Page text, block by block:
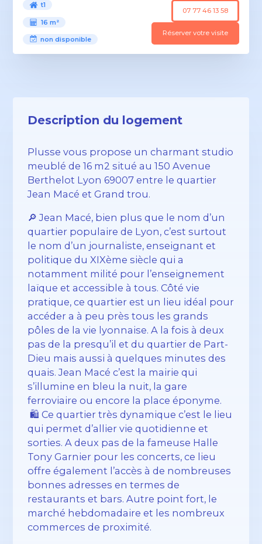
t1
16 m²
non disponible
07 77 46 13 58
Réserver votre visite
Description du logement
Plusse vous propose un charmant studio
meublé de 16 m2 situé au 150 Avenue
Berthelot Lyon 69007 entre le quartier
Jean Macé et Grand trou.
🔎 Jean Macé, bien plus que le nom d’un
quartier populaire de Lyon, c’est surtout
le nom d’un journaliste, enseignant et
politique du XIXème siècle qui a
notamment milité pour l’enseignement
laïque et accessible à tous. Côté vie
pratique, ce quartier est un lieu idéal pour
accéder a à peu près tous les grands
pôles de la vie lyonnaise. A la fois à deux
pas de la presqu’il et du quartier de Part-
Dieu mais aussi à quelques minutes des
quais. Jean Macé c’est la mairie qui
s’illumine en bleu la nuit, la gare
ferroviaire ou encore la place éponyme.
️ 🛍️ Ce quartier très dynamique c’est le lieu
qui permet d’allier vie quotidienne et
sorties. A deux pas de la fameuse Halle
Tony Garnier pour les concerts, ce lieu
offre également l’accès à de nombreuses
bonnes adresses en termes de
restaurants et bars. Autre point fort, le
marché hebdomadaire et les nombreux
commerces de proximité.